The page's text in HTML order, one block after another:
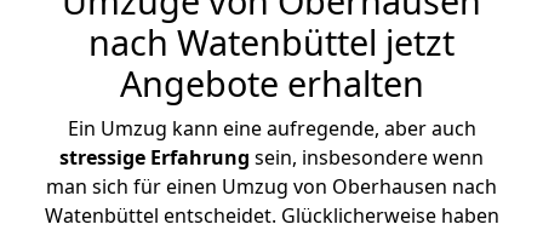
nach Watenbüttel jetzt
Angebote erhalten
Ein Umzug kann eine aufregende, aber auch
stressige Erfahrung sein, insbesondere wenn
man sich für einen Umzug von Oberhausen nach
Watenbüttel entscheidet. Glücklicherweise haben